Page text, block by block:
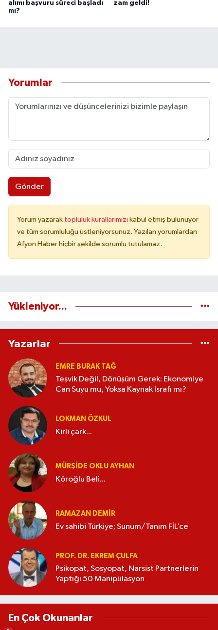
alımı başvuru süreci başladı
mı?
zam geldi!
Yorumlar
Gönder
Yorum yazarak topluluk kurallarımızı kabul etmiş bulunuyor
ve tüm sorumluluğu üstleniyorsunuz. Yazılan yorumlardan
Afyon Haber hiçbir şekilde sorumlu tutulamaz.
Yükleniyor...
Yazarlar
EMRE BURAK TAĞ
Teşvik Değil, Dönüşüm Gerek: Ekonomiye
Can Suyu mu, Yoksa Kaynak İsrafı mı?
LOKMAN ÖZKUL
Kirli çark...
MÜRŞIDE OKLU AYHAN
Köroğlu Beli...
RAMAZAN DEMİR
Ev sahibi Türkiye; Sunum/Tanım FİL’ce
PROF. DR. EKREM ÇULFA
Psikopat, Sosyopat, Narsist Partnerlerin
Yaptığı 50 Manipülasyon
En Çok Okunanlar